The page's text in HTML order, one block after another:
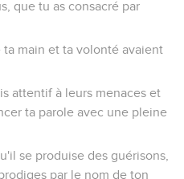
que tu as consacré par
main et ta volonté avaient
attentif à leurs menaces et
ta parole avec une pleine
se produise des guérisons,
par le nom de ton